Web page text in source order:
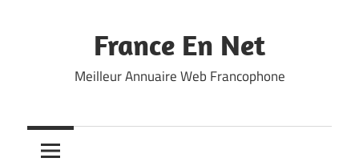
France En Net
Meilleur Annuaire Web Francophone